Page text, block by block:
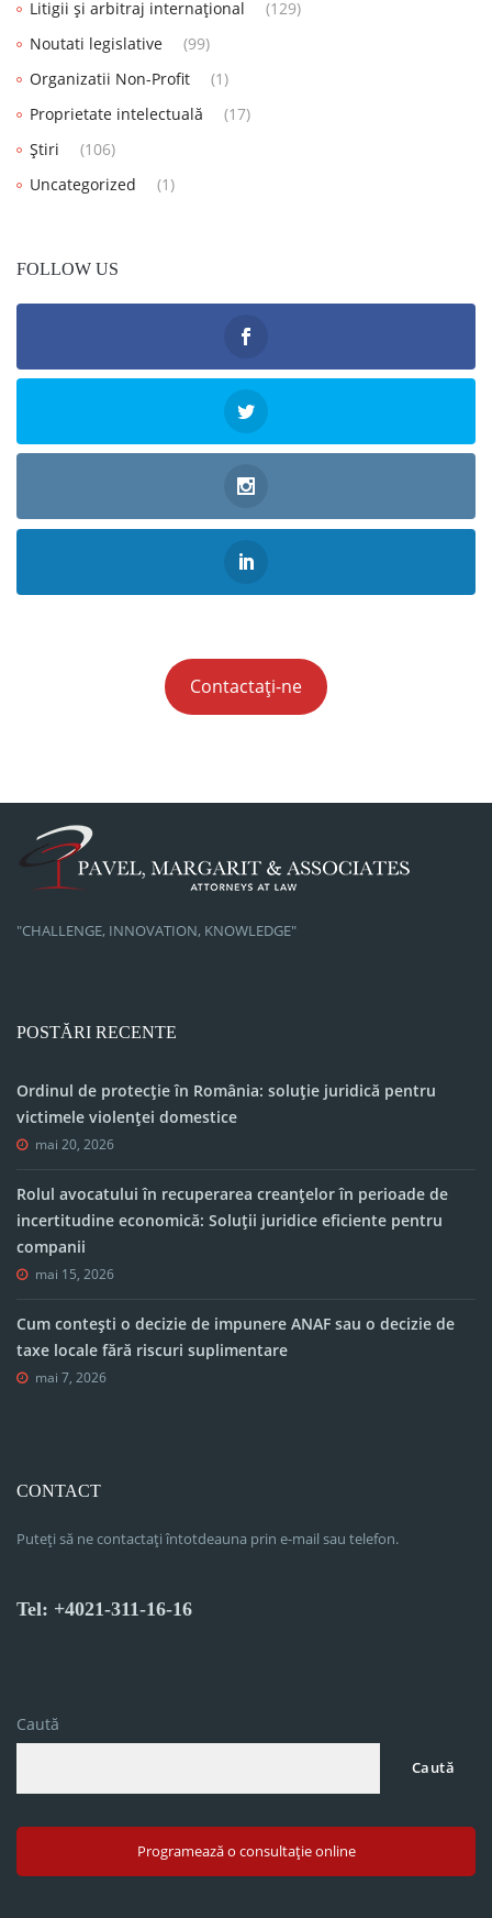
Litigii și arbitraj internațional
(129)
Noutati legislative
(99)
Organizatii Non-Profit
(1)
Proprietate intelectuală
(17)
Știri
(106)
Uncategorized
(1)
FOLLOW US
Contactați-ne
"CHALLENGE, INNOVATION, KNOWLEDGE"
POSTĂRI RECENTE
Ordinul de protecție în România: soluție juridică pentru
victimele violenței domestice
mai 20, 2026
Rolul avocatului în recuperarea creanțelor în perioade de
incertitudine economică: Soluții juridice eficiente pentru
companii
mai 15, 2026
Cum contești o decizie de impunere ANAF sau o decizie de
taxe locale fără riscuri suplimentare
mai 7, 2026
CONTACT
Puteți să ne contactați întotdeauna prin e-mail sau telefon.
Tel: +4021-311-16-16
Caută
Caută
Programează o consultație online